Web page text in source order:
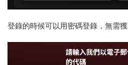
登錄的時候可以用密碼登錄，無需獲